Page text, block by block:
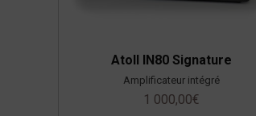
Atoll IN80 Signature
Amplificateur intégré
1 000,00€